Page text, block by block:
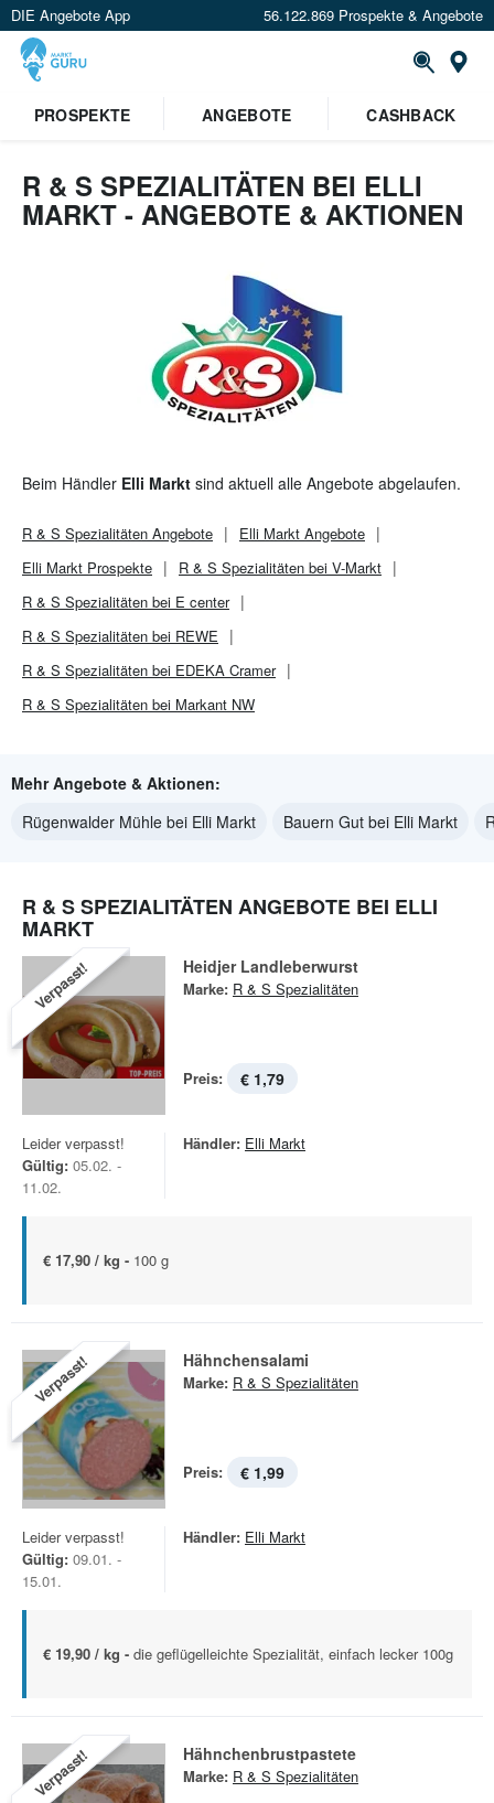
DIE Angebote App 56.122.869 Prospekte & Angebote
Standort festlegen
PROSPEKTE ANGEBOTE CASHBACK
R & S SPEZIALITÄTEN BEI ELLI
MARKT - ANGEBOTE & AKTIONEN
Beim Händler Elli Markt sind aktuell alle Angebote abgelaufen.
R & S Spezialitäten Angebote Elli Markt Angebote
Elli Markt Prospekte
R & S Spezialitäten bei V-Markt
R & S Spezialitäten bei E center
R & S Spezialitäten bei REWE
R & S Spezialitäten bei EDEKA Cramer
R & S Spezialitäten bei Markant NW
Mehr Angebote & Aktionen:
Rügenwalder Mühle bei Elli Markt
Bauern Gut bei Elli Markt
R & S SPEZIALITÄTEN ANGEBOTE BEI ELLI
MARKT
Verpasst! Heidjer Landleberwurst
Marke: R & S Spezialitäten
Preis: € 1,79
Leider verpasst!
Gültig: 05.02. -
11.02.
Händler: Elli Markt
€ 17,90 / kg - 100 g
Verpasst! Hähnchensalami
Marke: R & S Spezialitäten
Preis: € 1,99
Leider verpasst!
Gültig: 09.01. -
15.01.
Händler: Elli Markt
€ 19,90 / kg - die geflügelleichte Spezialität, einfach lecker 100g
Verpasst! Hähnchenbrustpastete
Marke: R & S Spezialitäten